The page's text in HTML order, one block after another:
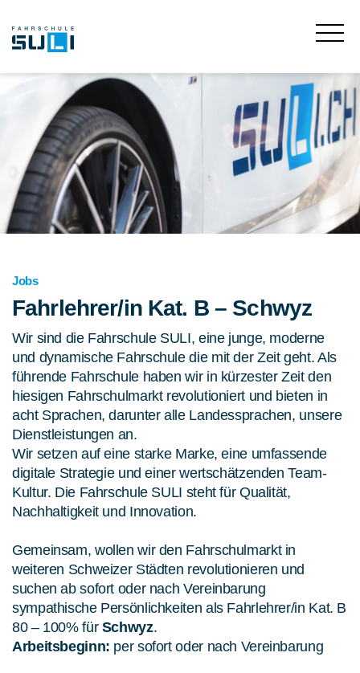
Jobs
Fahrlehrer/in Kat. B – Schwyz
Wir sind die Fahrschule SULI, eine junge, moderne
und dynamische Fahrschule die mit der Zeit geht. Als
führende Fahrschule haben wir in kürzester Zeit den
hiesigen Fahrschulmarkt revolutioniert und bieten in
acht Sprachen, darunter alle Landessprachen, unsere
Dienstleistungen an.
Wir setzen auf eine starke Marke, eine umfassende
digitale Strategie und einer wertschätzenden Team-
Kultur. Die Fahrschule SULI steht für Qualität,
Nachhaltigkeit und Innovation.
Gemeinsam, wollen wir den Fahrschulmarkt in
weiteren Schweizer Städten revolutionieren und
suchen ab sofort oder nach Vereinbarung
sympathische Persönlichkeiten als Fahrlehrer/in Kat. B
80 – 100% für Schwyz.
Arbeitsbeginn: per sofort oder nach Vereinbarung